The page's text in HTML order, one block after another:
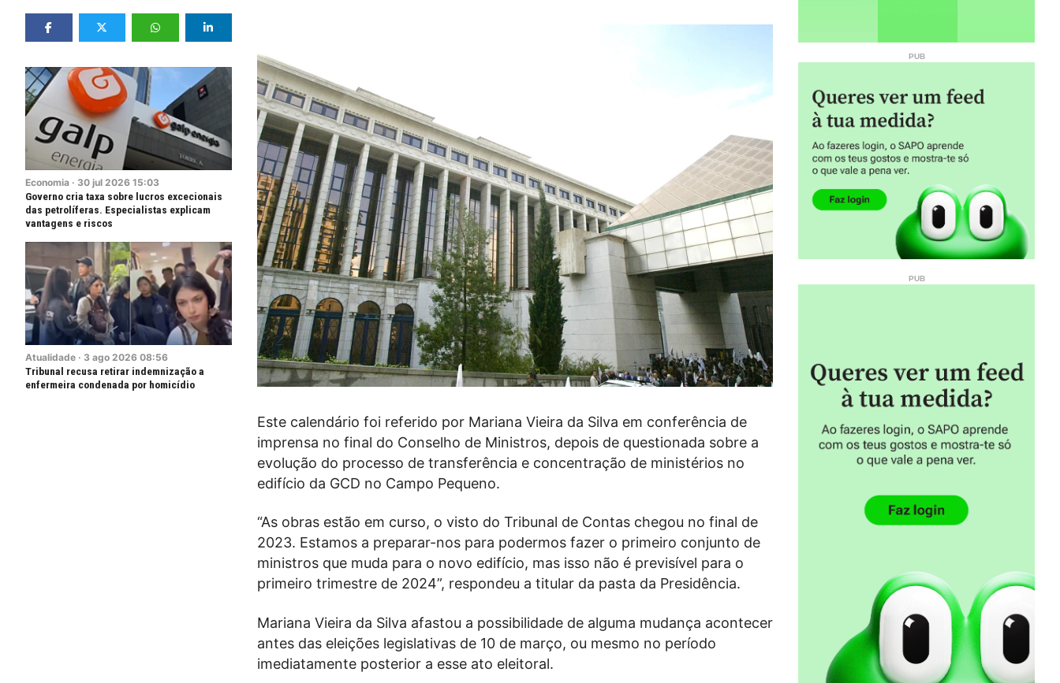
Economia · 30 jul 2026 15:03
Governo cria taxa sobre lucros excecionais
das petrolíferas. Especialistas explicam
vantagens e riscos
Atualidade · 3 ago 2026 08:56
Tribunal recusa retirar indemnização a
enfermeira condenada por homicídio
Este calendário foi referido por Mariana Vieira da Silva em conferência de
imprensa no final do Conselho de Ministros, depois de questionada sobre a
evolução do processo de transferência e concentração de ministérios no
edifício da GCD no Campo Pequeno.
“As obras estão em curso, o visto do Tribunal de Contas chegou no final de
2023. Estamos a preparar-nos para podermos fazer o primeiro conjunto de
ministros que muda para o novo edifício, mas isso não é previsível para o
primeiro trimestre de 2024”, respondeu a titular da pasta da Presidência.
Mariana Vieira da Silva afastou a possibilidade de alguma mudança acontecer
antes das eleições legislativas de 10 de março, ou mesmo no período
imediatamente posterior a esse ato eleitoral.